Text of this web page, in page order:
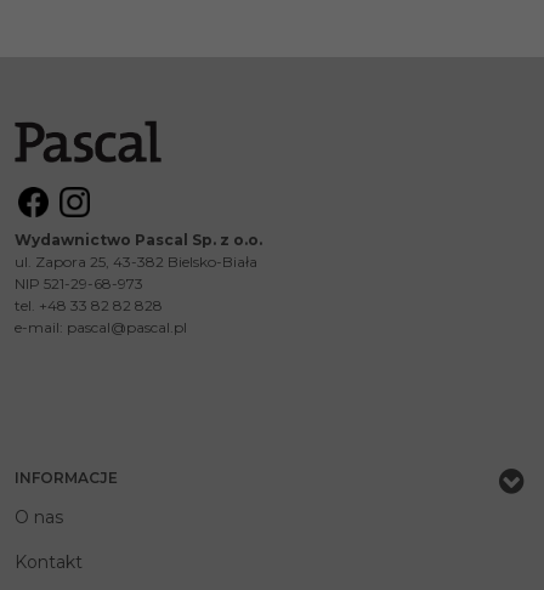
Wydawnictwo Pascal Sp. z o.o.
ul. Zapora 25, 43-382 Bielsko-Biała
NIP 521-29-68-973
tel. +48 33 82 82 828
e-mail: pascal@pascal.pl
INFORMACJE
O nas
Kontakt